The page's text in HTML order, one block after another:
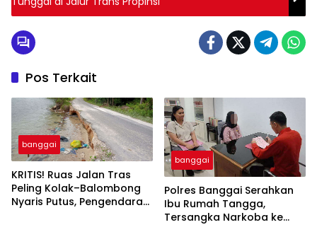
Pos Terkait
banggai
KRITIS! Ruas Jalan Tras
Peling Kolak–Balombong
Nyaris Putus, Pengendara
banggai
Polres Banggai Serahkan
Ibu Rumah Tangga,
Tersangka Narkoba ke